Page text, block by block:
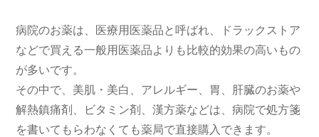
病院のお薬は、医療用医薬品と呼ばれ、ドラックストア
などで買える一般用医薬品よりも比較的効果の高いもの
が多いです。
その中で、美肌・美白、アレルギー、胃、肝臓のお薬や
解熱鎮痛剤、ビタミン剤、漢方薬などは、病院で処方箋
を書いてもらわなくても薬局で直接購入できます。